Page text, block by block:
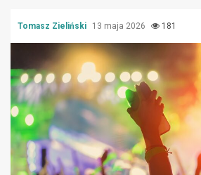
Tomasz Zieliński 13 maja 2026 181